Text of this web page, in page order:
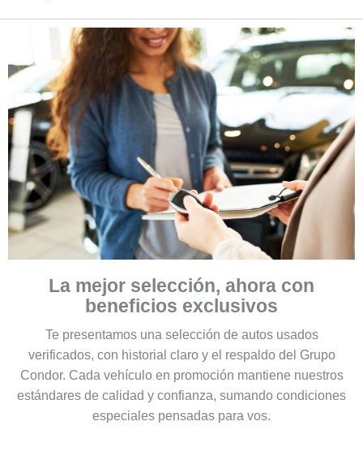
La mejor selección, ahora con
beneficios exclusivos
Te presentamos una selección de autos usados
verificados, con historial claro y el respaldo del Grupo
Condor. Cada vehículo en promoción mantiene nuestros
estándares de calidad y confianza, sumando condiciones
especiales pensadas para vos.